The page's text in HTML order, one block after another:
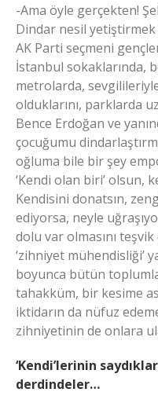
-Ama öyle gerçekten!
Dindar nesil
AK Parti seçmeni
İstanbul sokaklarında,
metrolarda,
olduklarını, parklarda
Bence Erdoğan ve
çocuğumu
oğluma bile bir şey
‘Kendi olan biri’ olsun,
Kendisini donatsın,
ediyorsa, neyle
dolu var olmasını teşvik
‘zihniyet mühendisliği’
boyunca bütün
tahakküm, bir kesime
iktidarın da nüfuz
zihniyetinin de onlara
‘Kendi’lerinin
derdindeler…